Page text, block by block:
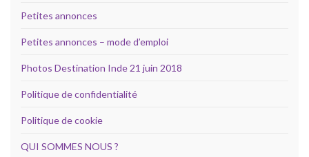
Petites annonces
Petites annonces – mode d’emploi
Photos Destination Inde 21 juin 2018
Politique de confidentialité
Politique de cookie
QUI SOMMES NOUS ?